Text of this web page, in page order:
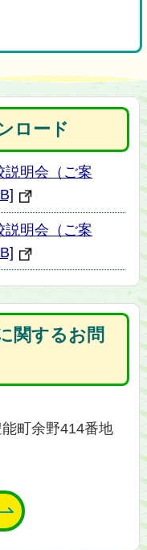
ロード
説明会（ご案
説明会（ご案
関するお問
町余野414番地